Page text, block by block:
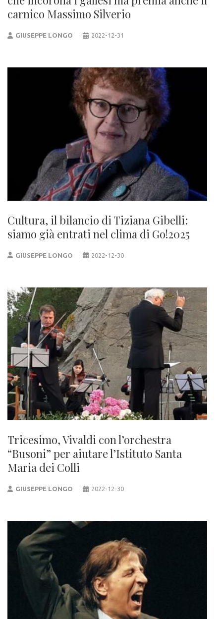
carnico Massimo Silverio
GIUSEPPE LONGO 2022-12-31
Cultura, il bilancio di Tiziana Gibelli:
siamo già entrati nel clima di Go!2025
GIUSEPPE LONGO 2022-12-30
Tricesimo, Vivaldi con l’orchestra
“Busoni” per aiutare l’Istituto Santa
Maria dei Colli
GIUSEPPE LONGO 2022-12-30